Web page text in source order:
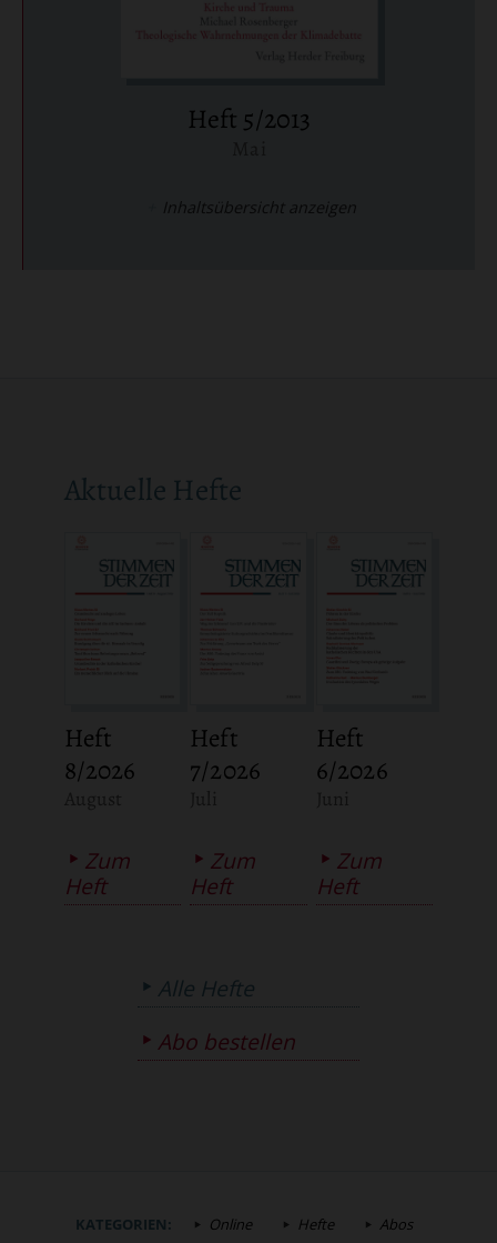
Heft 5/2013
Inhaltsübersicht anzeigen
Aktuelle Hefte
Heft
8/2026
Zum
Heft
Heft
7/2026
Zum
Heft
Heft
6/2026
Zum
Heft
Alle Hefte
Abo bestellen
KATEGORIEN: Online Hefte Abos